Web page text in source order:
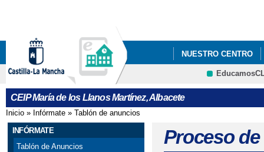
NUESTRO CENTRO
CALENDARIO CURSO
CEIP María de los Llanos Martínez, Albacete
Se encuentra usted aquí
Inicio » Infórmate » Tablón de anuncios
INFÓRMATE
Tablón de Anuncios
Proceso